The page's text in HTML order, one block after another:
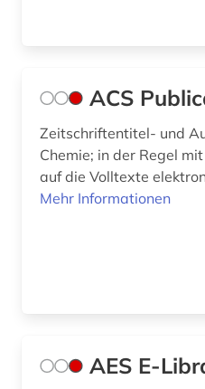
elktrotechnik (1)
energietechnik (8)
ACS
Zeitschriftentitel- und
Chemie; in der Regel
auf die Volltexte
Mehr Informationen
AES E-